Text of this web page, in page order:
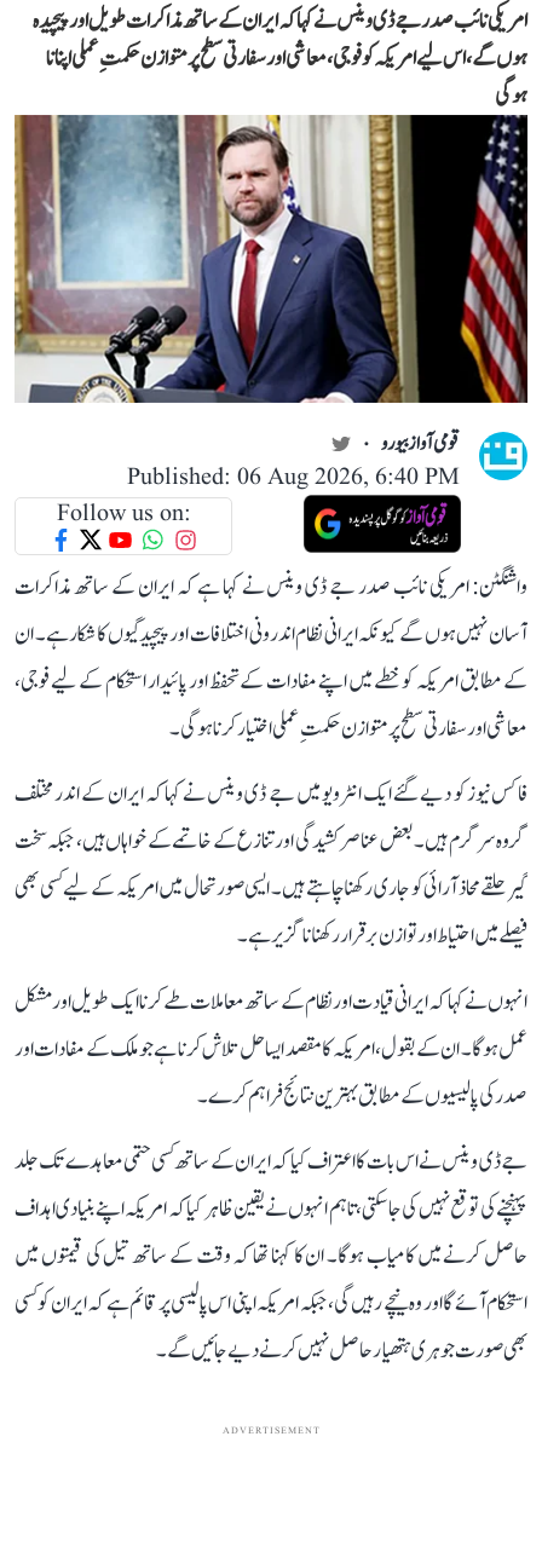
امریکی نائب صدر جے ڈی وینس نے کہا کہ ایران کے ساتھ مذاکرات طویل اور پیچیدہ
ہوں گے، اس لیے امریکہ کو فوجی، معاشی اور سفارتی سطح پر متوازن حکمتِ عملی اپنانا
ہوگی
قومی آواز بیورو
Published: 06 Aug 2026, 6:40 PM
Follow us on:
واشنگٹن: امریکی نائب صدر جے ڈی وینس نے کہا ہے کہ ایران کے ساتھ مذاکرات
آسان نہیں ہوں گے کیونکہ ایرانی نظام اندرونی اختلافات اور پیچیدگیوں کا شکار ہے۔ ان
کے مطابق امریکہ کو خطے میں اپنے مفادات کے تحفظ اور پائیدار استحکام کے لیے فوجی،
معاشی اور سفارتی سطح پر متوازن حکمتِ عملی اختیار کرنا ہوگی۔
فاکس نیوز کو دیے گئے ایک انٹرویو میں جے ڈی وینس نے کہا کہ ایران کے اندر مختلف
گروہ سرگرم ہیں۔ بعض عناصر کشیدگی اور تنازع کے خاتمے کے خواہاں ہیں، جبکہ سخت
گیر حلقے محاذ آرائی کو جاری رکھنا چاہتے ہیں۔ ایسی صورتحال میں امریکہ کے لیے کسی بھی
فیصلے میں احتیاط اور توازن برقرار رکھنا ناگزیر ہے۔
انہوں نے کہا کہ ایرانی قیادت اور نظام کے ساتھ معاملات طے کرنا ایک طویل اور مشکل
عمل ہوگا۔ ان کے بقول، امریکہ کا مقصد ایسا حل تلاش کرنا ہے جو ملک کے مفادات اور
صدر کی پالیسیوں کے مطابق بہترین نتائج فراہم کرے۔
جے ڈی وینس نے اس بات کا اعتراف کیا کہ ایران کے ساتھ کسی حتمی معاہدے تک جلد
پہنچنے کی توقع نہیں کی جا سکتی، تاہم انہوں نے یقین ظاہر کیا کہ امریکہ اپنے بنیادی اہداف
حاصل کرنے میں کامیاب ہوگا۔ ان کا کہنا تھا کہ وقت کے ساتھ تیل کی قیمتوں میں
استحکام آئے گا اور وہ نیچے رہیں گی، جبکہ امریکہ اپنی اس پالیسی پر قائم ہے کہ ایران کو کسی
بھی صورت جوہری ہتھیار حاصل نہیں کرنے دیے جائیں گے۔
ADVERTISEMENT